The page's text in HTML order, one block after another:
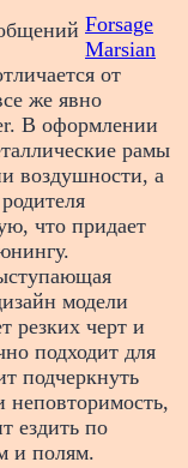
Forsage
Marsian
от
же явно
В оформлении
рамы
воздушности, а
что придает
модели
резких черт и
подходит для
подчеркнуть
неповторимость,
ездить по
и полям.